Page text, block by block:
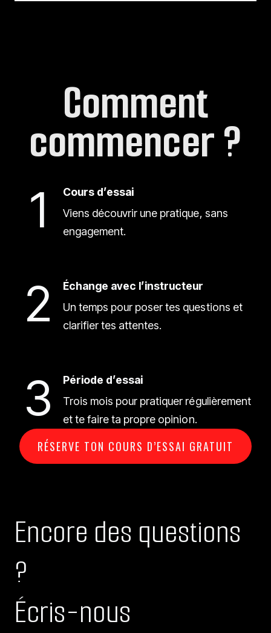
Comment
commencer ?
1
Cours d’essai
Viens découvrir une pratique, sans
engagement.
2
Échange avec l’instructeur
Un temps pour poser tes questions et
clarifier tes attentes.
3
Période d’essai
Trois mois pour pratiquer régulièrement
et te faire ta propre opinion.
RÉSERVE TON COURS D’ESSAI GRATUIT
Encore des questions
?
Écris-nous